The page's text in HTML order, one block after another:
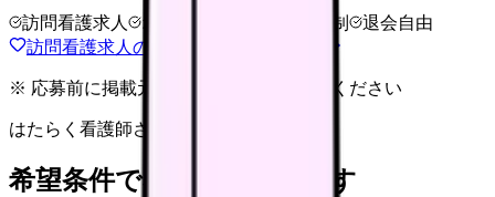
訪問看護求人 オンコール確認 教育体制
退会自由
訪問看護求人の相談前チェックを見る
※ 応募前に掲載元の最新情報を確認してください
はたらく看護師さん 求人
希望条件で看護師求人を探す